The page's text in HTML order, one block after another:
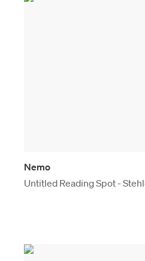
Nemo
Untitled Reading Spot -